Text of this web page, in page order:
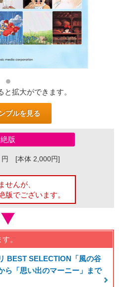
拡大ができます。
プルを見る
絶版
円 [本体 2,000円]
せんが、
版でございます。
。
BEST SELECTION「風の谷
ら「思い出のマーニー」まで